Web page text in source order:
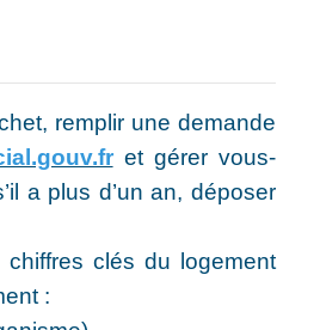
remplir une demande
et gérer vous-
a plus d’un an, déposer
clés du logement
: